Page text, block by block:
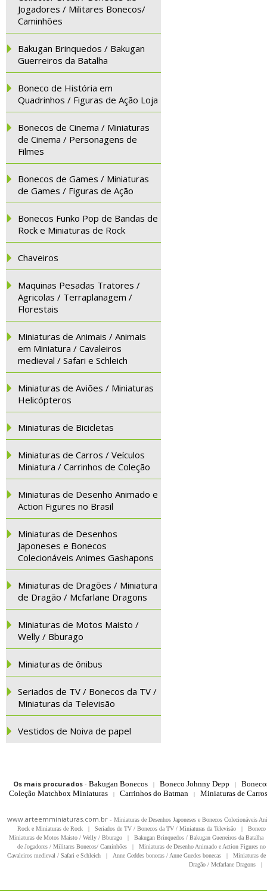
Jogadores / Militares Bonecos/
Caminhões
Bakugan Brinquedos / Bakugan
Guerreiros da Batalha
Boneco de História em
Quadrinhos / Figuras de Ação Loja
Bonecos de Cinema / Miniaturas
de Cinema / Personagens de
Filmes
Bonecos de Games / Miniaturas
de Games / Figuras de Ação
Bonecos Funko Pop de Bandas de
Rock e Miniaturas de Rock
Chaveiros
Maquinas Pesadas Tratores /
Agricolas / Terraplanagem /
Florestais
Miniaturas de Animais / Animais
em Miniatura / Cavaleiros
medieval / Safari e Schleich
Miniaturas de Aviões / Miniaturas
Helicópteros
Miniaturas de Bicicletas
Miniaturas de Carros / Veículos
Miniatura / Carrinhos de Coleção
Miniaturas de Desenho Animado e
Action Figures no Brasil
Miniaturas de Desenhos
Japoneses e Bonecos
Colecionáveis Animes Gashapons
Miniaturas de Dragões / Miniatura
de Dragão / Mcfarlane Dragons
Miniaturas de Motos Maisto /
Welly / Bburago
Miniaturas de ônibus
Seriados de TV / Bonecos da TV /
Miniaturas da Televisão
Vestidos de Noiva de papel
Os mais procurados- Bakugan Bonecos | Boneco Johnny Depp |
Coleção Matchbox Miniaturas
| Carrinhos do Batman | Miniaturas de
www.arteemminiaturas.com.br - Miniaturas de Desenhos Japoneses e Bonecos Colecionáveis
Rock e Miniaturas de Rock
| Seriados de TV / Bonecos da TV / Miniaturas da Televisão |
Miniaturas de Motos Maisto / Welly / Bburago
| Bakugan Brinquedos / Bakugan Guerreiros da Batalha
de Jogadores / Militares Bonecos/ Caminhões
|
Miniaturas de Desenho Animado e Action Figures
Cavaleiros medieval / Safari e Schleich
| Anne Geddes bonecas / Anne Guedes bonecas |
Miniaturas
Dragão / Mcfarlane Dragons
|